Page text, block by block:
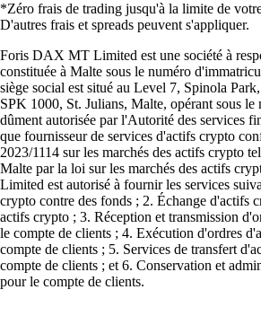
*Zéro frais de trading jusqu'à la limite de
D'autres frais et spreads peuvent s'appliquer.
Foris DAX MT Limited est une société à
constituée à Malte sous le numéro
siège social est situé au Level 7, Spinola
SPK 1000, St. Julians, Malte, opérant sous le
dûment autorisée par l'Autorité des services
que fournisseur de services d'actifs crypto
2023/1114 sur les marchés des actifs crypto
Malte par la loi sur les marchés des actifs
Limited est autorisé à fournir les services
crypto contre des fonds ; 2. Échange d'actifs
actifs crypto ; 3. Réception et transmission
le compte de clients ; 4. Exécution d'ordres
compte de clients ; 5. Services de transfert
compte de clients ; et 6. Conservation et
pour le compte de clients.